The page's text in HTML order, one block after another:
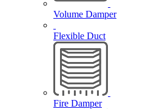
Volume Damper
Flexible Duct
Fire Damper